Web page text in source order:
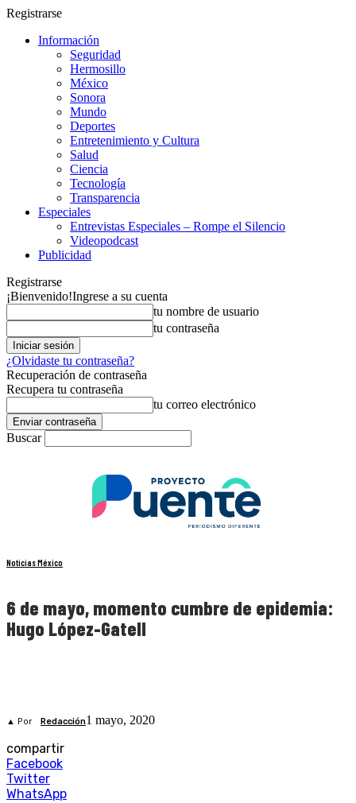
Registrarse
Información
Seguridad
Hermosillo
México
Sonora
Mundo
Deportes
Entretenimiento y Cultura
Salud
Ciencia
Tecnología
Transparencia
Especiales
Entrevistas Especiales – Rompe el Silencio
Videopodcast
Publicidad
Registrarse
¡Bienvenido!Ingrese a su cuenta
tu nombre de usuario
tu contraseña
¿Olvidaste tu contraseña?
Recuperación de contraseña
Recupera tu contraseña
tu correo electrónico
Buscar
Noticias México
6 de mayo, momento cumbre de epidemia:
Hugo López-Gatell
▲ Por Redacción1 mayo, 2020
compartir
Facebook
Twitter
WhatsApp